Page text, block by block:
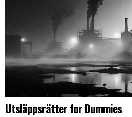
Utsläppsrätter for Dummies